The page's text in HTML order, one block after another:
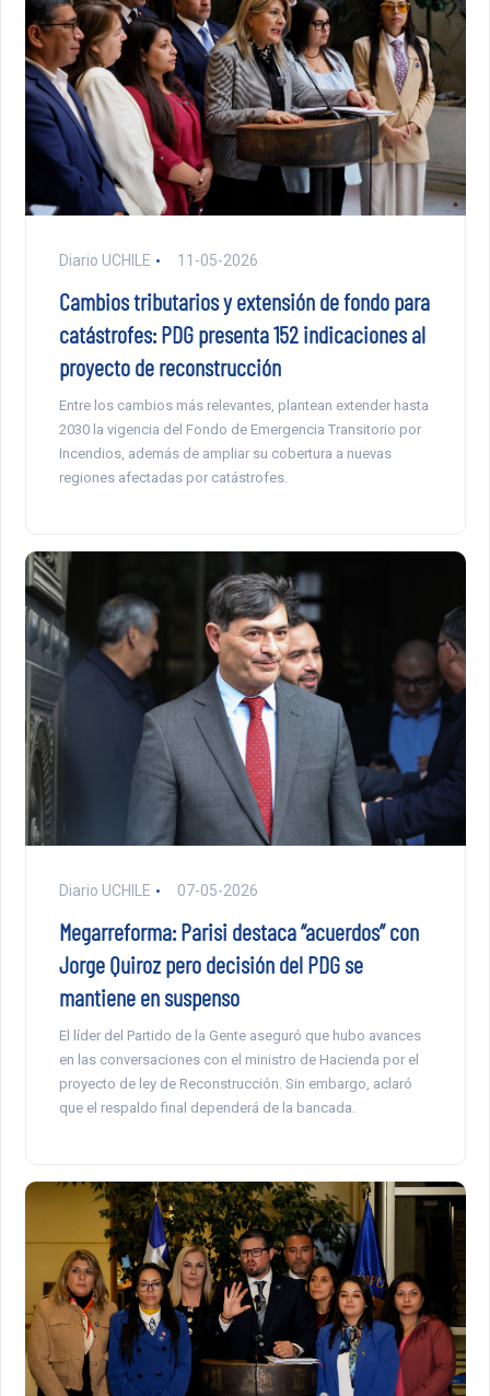
Diario UCHILE 11-05-2026
Cambios tributarios y extensión de fondo para
catástrofes: PDG presenta 152 indicaciones al
proyecto de reconstrucción
Entre los cambios más relevantes, plantean extender hasta
2030 la vigencia del Fondo de Emergencia Transitorio por
Incendios, además de ampliar su cobertura a nuevas
regiones afectadas por catástrofes.
Diario UCHILE 07-05-2026
Megarreforma: Parisi destaca “acuerdos” con
Jorge Quiroz pero decisión del PDG se
mantiene en suspenso
El líder del Partido de la Gente aseguró que hubo avances
en las conversaciones con el ministro de Hacienda por el
proyecto de ley de Reconstrucción. Sin embargo, aclaró
que el respaldo final dependerá de la bancada.